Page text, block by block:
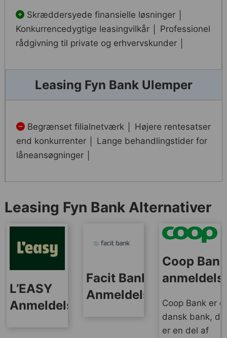
Skræddersyede finansielle løsninger │
Konkurrencedygtige leasingvilkår │ Professionel
rådgivning til private og erhvervskunder │
Leasing Fyn Bank Ulemper
Begrænset filialnetværk │ Højere rentesatser
end konkurrenter │ Lange behandlingstider for
låneansøgninger │
Leasing Fyn Bank Alternativer
L’EASY
Anmeldelse
Facit Bank
Anmeldelse
Coop Bank
Coop Bank er
dansk bank,
er en del af